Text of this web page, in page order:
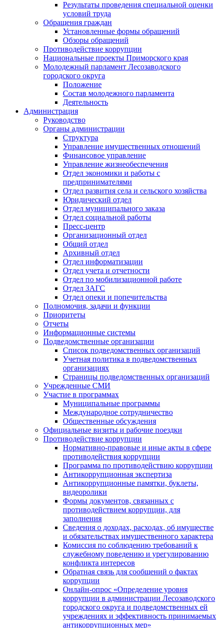
Результаты проведения специальной оценки
условий труда
Обращения граждан
Установленные формы обращений
Обзоры обращений
Противодействие коррупции
Национальные проекты Приморского края
Молодежный парламент Лесозаводского
городского округа
Положение
Состав молодежного парламента
Деятельность
Администрация
Руководство
Органы администрации
Структура
Управление имущественных отношений
Финансовое управление
Управление жизнеобеспечения
Отдел экономики и работы с
предпринимателями
Отдел развития села и сельского хозяйства
Юридический отдел
Отдел муниципального заказа
Отдел социальной работы
Пресс-центр
Организационный отдел
Общий отдел
Архивный отдел
Отдел информатизации
Отдел учета и отчетности
Отдел по мобилизационной работе
Отдел ЗАГС
Отдел опеки и попечительства
Полномочия, задачи и функции
Приоритеты
Отчеты
Информационные системы
Подведомственные организации
Список подведомственных организаций
Учетная политика в подведомственных
организациях
Страницы подведомственных организаций
Учрежденные СМИ
Участие в программах
Муниципальные программы
Международное сотрудничество
Общественные обсуждения
Официальные визиты и рабочие поездки
Противодействие коррупции
Нормативно-правовые и иные акты в сфере
противодействия коррупции
Программа по противодействию коррупции
Антикоррупционная экспертиза
Антикоррупционные памятки, буклеты,
видеоролики
Формы документов, связанных с
противодействием коррупции, для
заполнения
Сведения о доходах, расходах, об имуществе
и обязательствах имущественного характера
Комиссия по соблюдению требований к
служебному поведению и урегулированию
конфликта интересов
Обратная связь для сообщений о фактах
коррупции
Онлайн-опрос «Определение уровня
коррупции в администрации Лесозаводского
городского округа и подведомственных ей
учреждениях и эффективность принимаемых
антикоррупционных мер»